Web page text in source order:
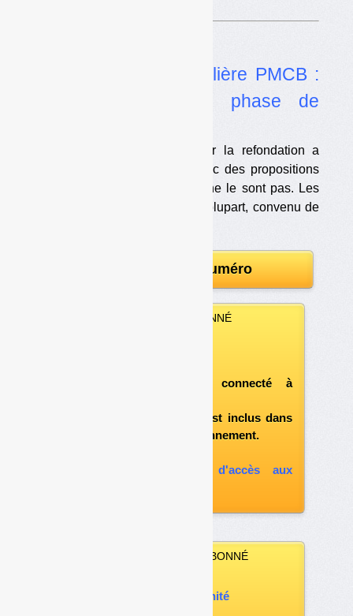
Refondation de la filière PMCB :
vers une deuxième phase de
Le comité de concertation sur la refondation a
présenté un premier bilan, avec des propositions
consensuelles et d’autres qui ne le sont pas. Les
parties prenantes ont, pour la plupart, convenu de
Télécharger le numéro
VOUS ÊTES ABONNÉ
après vous être connecté à
et si le document est inclus dans
votre formule d'abonnement.
souscrire à l'option d'accès aux
VOUS N’ÊTES PAS ABONNÉ
acheter ce numéro à l’unité